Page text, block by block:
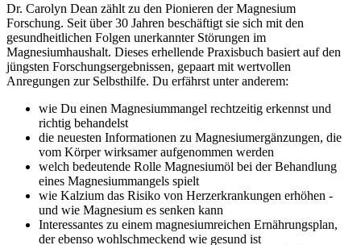
Dr. Carolyn Dean zählt zu den Pionieren der Magnesium
Forschung. Seit über 30 Jahren beschäftigt sie sich mit den
gesundheitlichen Folgen unerkannter Störungen im
Magnesiumhaushalt. Dieses erhellende Praxisbuch basiert auf den
jüngsten Forschungsergebnissen, gepaart mit wertvollen
Anregungen zur Selbsthilfe. Du erfährst unter anderem:
wie Du einen Magnesiummangel rechtzeitig erkennst und
richtig behandelst
die neuesten Informationen zu Magnesiumergänzungen, die
vom Körper wirksamer aufgenommen werden
welch bedeutende Rolle Magnesiumöl bei der Behandlung
eines Magnesiummangels spielt
wie Kalzium das Risiko von Herzerkrankungen erhöhen -
und wie Magnesium es senken kann
Interessantes zu einem magnesiumreichen Ernährungsplan,
der ebenso wohlschmeckend wie gesund ist